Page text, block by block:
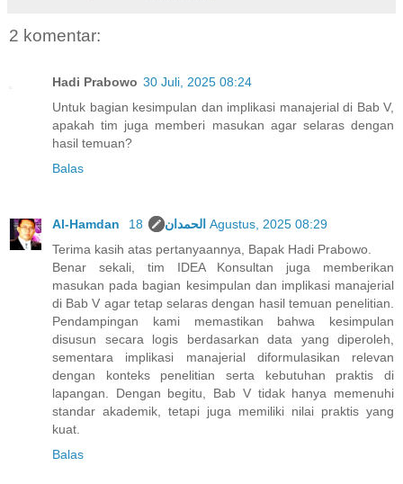
2 komentar:
Hadi Prabowo 30 Juli, 2025 08:24
Untuk bagian kesimpulan dan implikasi manajerial di Bab V,
apakah tim juga memberi masukan agar selaras dengan
hasil temuan?
Balas
Al-Hamdan الحمدان 18 Agustus, 2025 08:29
Terima kasih atas pertanyaannya, Bapak Hadi Prabowo.
Benar sekali, tim IDEA Konsultan juga memberikan
masukan pada bagian kesimpulan dan implikasi manajerial
di Bab V agar tetap selaras dengan hasil temuan penelitian.
Pendampingan kami memastikan bahwa kesimpulan
disusun secara logis berdasarkan data yang diperoleh,
sementara implikasi manajerial diformulasikan relevan
dengan konteks penelitian serta kebutuhan praktis di
lapangan. Dengan begitu, Bab V tidak hanya memenuhi
standar akademik, tetapi juga memiliki nilai praktis yang
kuat.
Balas